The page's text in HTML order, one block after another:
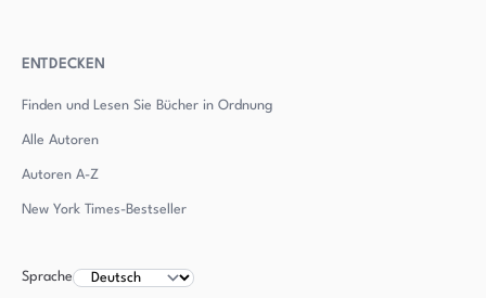
ENTDECKEN
Finden und Lesen Sie Bücher in Ordnung
Alle Autoren
Autoren A-Z
New York Times-Bestseller
Sprache